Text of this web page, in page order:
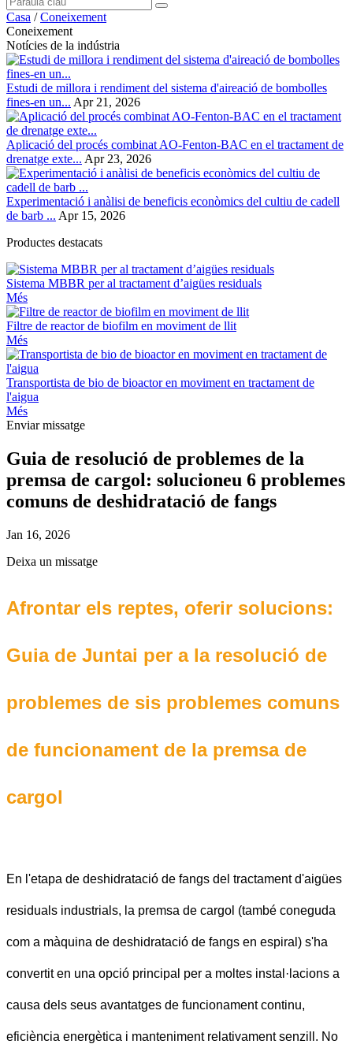
Casa /Coneixement
Coneixement
Notícies de la indústria
Estudi de millora i rendiment del sistema d'aireació de bombolles
fines-en un... Apr 21, 2026
Aplicació del procés combinat AO-Fenton-BAC en el tractament de
drenatge exte... Apr 23, 2026
Experimentació i anàlisi de beneficis econòmics del cultiu de cadell
de barb ... Apr 15, 2026
Productes destacats
Sistema MBBR per al tractament d’aigües residuals
Més
Filtre de reactor de biofilm en moviment de llit
Més
Transportista de bio de bioactor en moviment en tractament de
l'aigua
Més
Enviar missatge
Guia de resolució de problemes de la
premsa de cargol: solucioneu 6 problemes
comuns de deshidratació de fangs
Jan 16, 2026
Deixa un missatge
Afrontar els reptes, oferir solucions:
Guia de Juntai per a la resolució de
problemes de sis problemes comuns
de funcionament de la premsa de
cargol
En l'etapa de deshidratació de fangs del tractament d'aigües
residuals industrials, la premsa de cargol (també coneguda
com a màquina de deshidratació de fangs en espiral) s'ha
convertit en una opció principal per a moltes instal·lacions a
causa dels seus avantatges de funcionament continu,
eficiència energètica i manteniment relativament senzill. No